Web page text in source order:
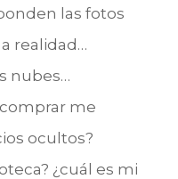
las fotos
realidad…
nubes…
comprar me
ocultos?
¿cuál es mi